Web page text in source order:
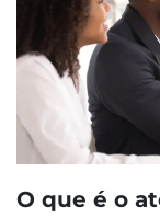
O que é o